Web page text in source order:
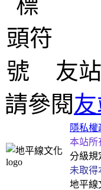
友
請參閱
隱私權
本站所
分級規
未取得
地平線